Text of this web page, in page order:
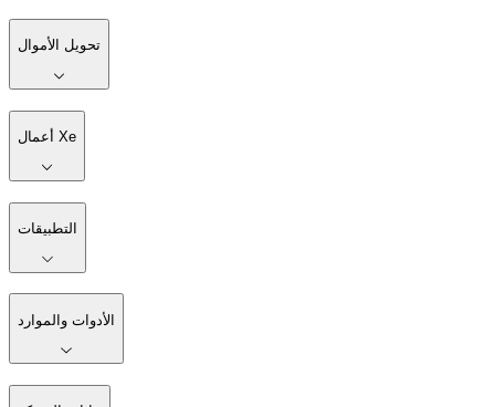
تحويل الأموال
أعمال Xe
التطبيقات
الأدوات والموارد